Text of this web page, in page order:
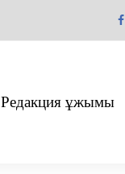
Редакция ұжымы